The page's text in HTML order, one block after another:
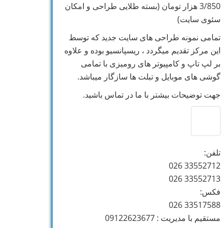
3/850 هزار تومان (بسته طلایی طراحی و امکان
سئوی سایت)
تمامی نمونه طراحی های سایت جدید که توسط
این مرکز تقدیم میگردد ، ریسپانسیو بوده و علاوه
بر لپ تاپ و کامپیوتر های رومیزی با تمامی
گوشی های موبایل و تبلت ها سازگار میباشد.
جهت توضیحات بیشتر با ما در تماس باشید.
تلفن:
33552712 026
33552713 026
فکس:
33517588 026
مستقیم با مدیریت : 09122623677